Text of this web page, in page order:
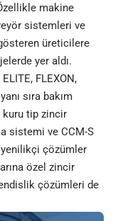
makine
sistemleri ve
üreticilere
yer aldı.
FLEXON,
sıra bakım
kuru tip zincir
sistemi ve CCM-S
çözümler
özel zincir
çözümleri de